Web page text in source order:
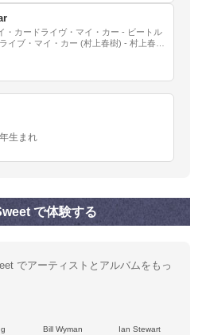
・カードライヴ・マイ・カー - ビートル
イブ・マイ・カー (村上春樹) - 村上春樹
生まれ
で体験する
でアーティストとアルバムをもっ
Bill Wyman Ian Stewart